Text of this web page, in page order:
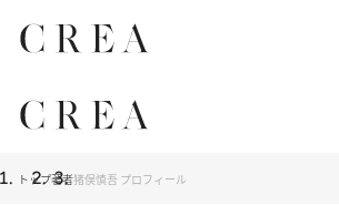
トップ著者猪俣慎吾 プロフィール